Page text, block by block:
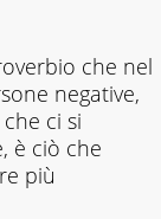
che nel
negative,
ci si
è ciò che
più